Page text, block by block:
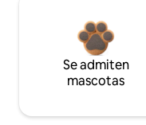
Se admiten
mascotas